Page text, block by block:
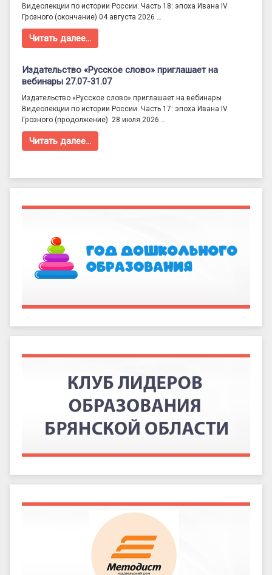
Видеолекции по истории России. Часть 18: эпоха Ивана IV
Грозного (окончание) 04 августа 2026 …
Читать далее…
Издательство «Русское слово» приглашает на
вебинары 27.07-31.07
Издательство «Русское слово» приглашает на вебинары
Видеолекции по истории России. Часть 17: эпоха Ивана IV
Грозного (продолжение) 28 июля 2026 …
Читать далее…